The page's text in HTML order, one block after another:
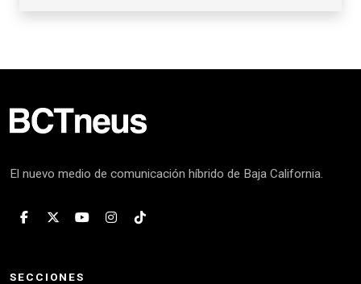
El nuevo medio de comunicación híbrido de Baja California.
SECCIONES